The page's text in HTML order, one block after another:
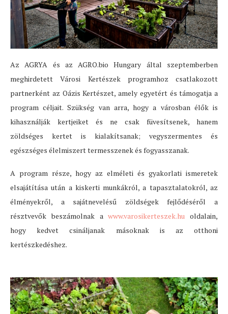
Az AGRYA és az AGRO.bio Hungary által szeptemberben
meghirdetett Városi Kertészek programhoz csatlakozott
partnerként az Oázis Kertészet, amely egyetért és támogatja a
program céljait. Szükség van arra, hogy a városban élők is
kihasználják kertjeiket és ne csak füvesítsenek, hanem
zöldséges kertet is kialakítsanak; vegyszermentes és
egészséges élelmiszert termesszenek és fogyasszanak.
A program része, hogy az elméleti és gyakorlati ismeretek
elsajátítása után a kiskerti munkákról, a tapasztalatokról, az
élményekről, a sajátnevelésű zöldségek fejlődéséről a
résztvevők beszámolnak awww.varosikerteszek.hu oldalain,
hogy kedvet csináljanak másoknak is az otthoni
kertészkedéshez.